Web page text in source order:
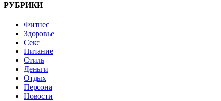
РУБРИКИ
Фитнес
Здоровье
Секс
Питание
Стиль
Деньги
Отдых
Персона
Новости